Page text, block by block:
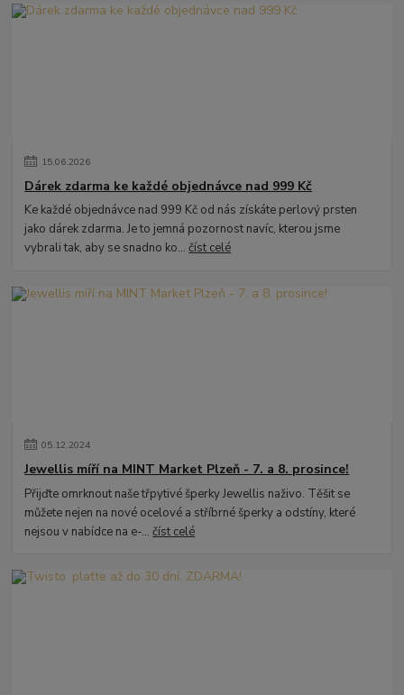
15.06.2026
Dárek zdarma ke každé objednávce nad 999 Kč
Ke každé objednávce nad 999 Kč od nás získáte perlový prsten
jako dárek zdarma. Je to jemná pozornost navíc, kterou jsme
vybrali tak, aby se snadno ko...číst celé
05.12.2024
Jewellis míří na MINT Market Plzeň - 7. a 8. prosince!
Přijďte omrknout naše třpytivé šperky Jewellis naživo. Těšit se
můžete nejen na nové ocelové a stříbrné šperky a odstíny, které
nejsou v nabídce na e-...číst celé